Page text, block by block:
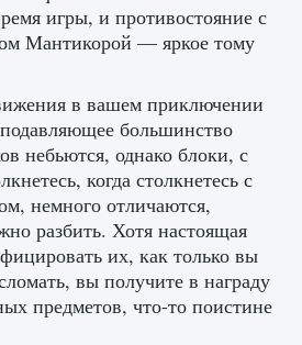
игры, и противостояние с
Мантикорой — яркое тому
в вашем приключении
большинство
небьются, однако блоки, с
когда столкнетесь с
немного отличаются,
разбить. Хотя настоящая
их, как только вы
вы получите в награду
предметов, что-то поистине